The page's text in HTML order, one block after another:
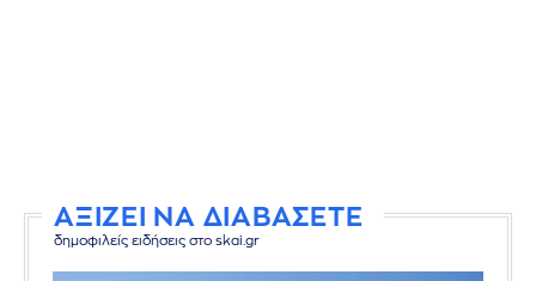
ΑΞΙΖΕΙ ΝΑ ΔΙΑΒΑΣΕΤΕ
δημοφιλείς ειδήσεις στο skai.gr